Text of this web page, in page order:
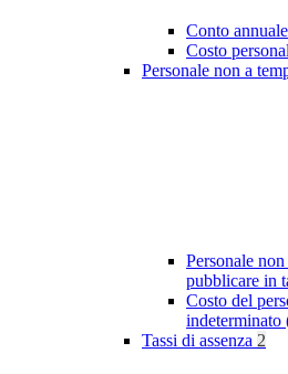
Conto
Costo
Personale non a
Personale
pubblicare in
Costo del
indeterminato
Tassi di assenza 2